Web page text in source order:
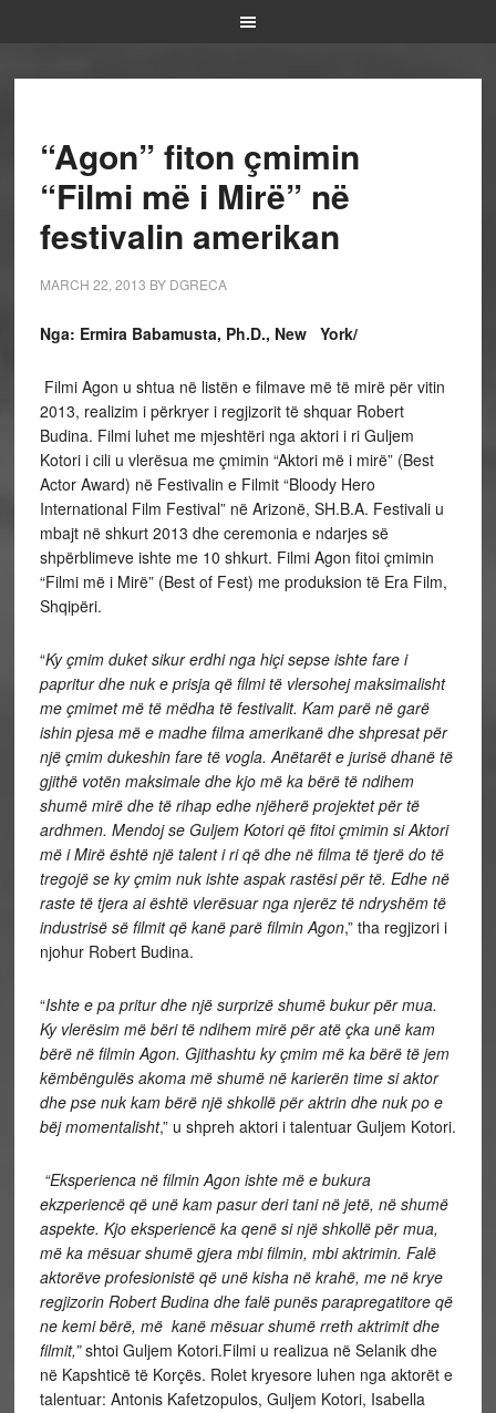
“Agon” fiton çmimin
“Filmi më i Mirë” në
festivalin amerikan
MARCH 22, 2013 BY DGRECA
Nga: Ermira Babamusta, Ph.D., New York/
Filmi Agon u shtua në listën e filmave më të mirë për vitin
2013, realizim i përkryer i regjizorit të shquar Robert
Budina. Filmi luhet me mjeshtëri nga aktori i ri Guljem
Kotori i cili u vlerësua me çmimin “Aktori më i mirë” (Best
Actor Award) në Festivalin e Filmit “Bloody Hero
International Film Festival” në Arizonë, SH.B.A. Festivali u
mbajt në shkurt 2013 dhe ceremonia e ndarjes së
shpërblimeve ishte me 10 shkurt. Filmi Agon fitoi çmimin
“Filmi më i Mirë” (Best of Fest) me produksion të Era Film,
Shqipëri.
“Ky çmim duket sikur erdhi nga hiçi sepse ishte fare i
papritur dhe nuk e prisja që filmi të vlersohej maksimalisht
me çmimet më të mëdha të festivalit. Kam parë në garë
ishin pjesa më e madhe filma amerikanë dhe shpresat për
një çmim dukeshin fare të vogla. Anëtarët e jurisë dhanë të
gjithë votën maksimale dhe kjo më ka bërë të ndihem
shumë mirë dhe të rihap edhe njëherë projektet për të
ardhmen. Mendoj se Guljem Kotori që fitoi çmimin si Aktori
më i Mirë është një talent i ri që dhe në filma të tjerë do të
tregojë se ky çmim nuk ishte aspak rastësi për të. Edhe në
raste të tjera ai është vlerësuar nga njerëz të ndryshëm të
industrisë së filmit që kanë parë filmin Agon,” tha regjizori i
njohur Robert Budina.
“Ishte e pa pritur dhe një surprizë shumë bukur për mua.
Ky vlerësim më bëri të ndihem mirë për atë çka unë kam
bërë në filmin Agon. Gjithashtu ky çmim më ka bërë të jem
këmbëngulës akoma më shumë në karierën time si aktor
dhe pse nuk kam bërë një shkollë për aktrin dhe nuk po e
bëj momentalisht,” u shpreh aktori i talentuar Guljem Kotori.
“Eksperienca në filmin Agon ishte më e bukura
ekzperiencë që unë kam pasur deri tani në jetë, në shumë
aspekte. Kjo eksperiencë ka qenë si një shkollë për mua,
më ka mësuar shumë gjera mbi filmin, mbi aktrimin. Falë
aktorëve profesionistë që unë kisha në krahë, me në krye
regjizorin Robert Budina dhe falë punës parapregatitore që
ne kemi bërë, më kanë mësuar shumë rreth aktrimit dhe
filmit,”shtoi Guljem Kotori.Filmi u realizua në Selanik dhe
në Kapshticë të Korçës. Rolet kryesore luhen nga aktorët e
talentuar: Antonis Kafetzopulos, Guljem Kotori, Isabella